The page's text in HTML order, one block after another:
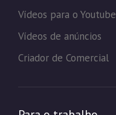
Vídeos para o Youtube
Vídeos de anúncios
Criador de Comercial